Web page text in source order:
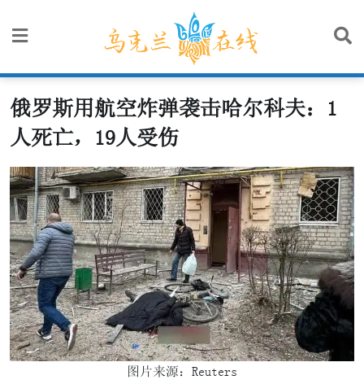
俄罗斯用航空炸弹袭击哈尔科夫：1
人死亡，19人受伤
图片来源：Reuters